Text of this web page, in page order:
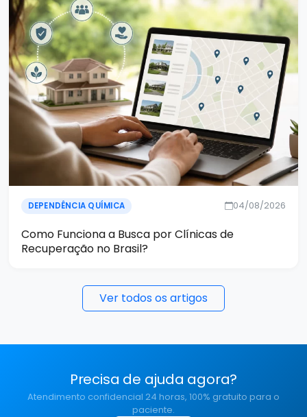
DEPENDÊNCIA QUÍMICA 04/08/2026
Como Funciona a Busca por Clínicas de
Recuperação no Brasil?
Ver todos os artigos
Precisa de ajuda agora?
Atendimento confidencial 24 horas, 100% gratuito para o
paciente.